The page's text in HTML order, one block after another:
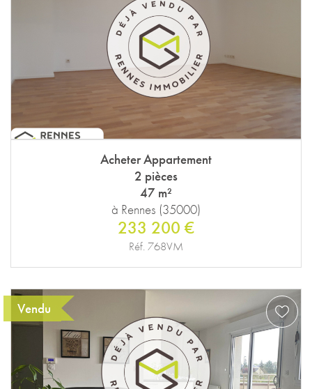
Acheter Appartement
2 pièces
47 m²
à Rennes (35000)
233 200 €
Réf. 768VM
Vendu